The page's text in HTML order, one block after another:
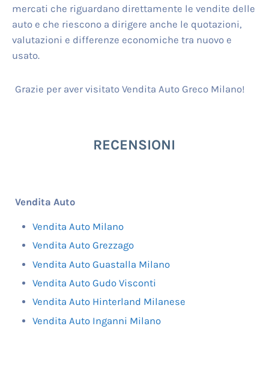
mercati che riguardano direttamente le vendite delle
auto e che riescono a dirigere anche le quotazioni,
valutazioni e differenze economiche tra nuovo e
usato.
Grazie per aver visitato Vendita Auto Greco Milano!
RECENSIONI
Vendita Auto
Vendita Auto Milano
Vendita Auto Grezzago
Vendita Auto Guastalla Milano
Vendita Auto Gudo Visconti
Vendita Auto Hinterland Milanese
Vendita Auto Inganni Milano